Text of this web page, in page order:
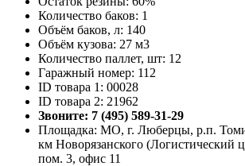
Количество баков: 1
Объём баков, л: 140
Объём кузова: 27 м3
Количество паллет, шт: 12
Гаражный номер: 112
ID товара 1: 00028
ID товара 2: 21962
Звоните: 7 (495) 589-31-29
Площадка: МО, г. Люберцы, р.п.
км Новорязанского (Логистический
пом. 3, офис 11